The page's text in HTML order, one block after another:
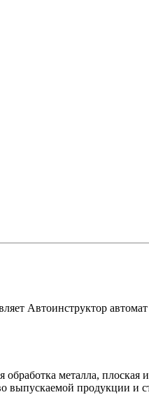
Автоинструктор
металла, плоская
выпускаемой продукции и